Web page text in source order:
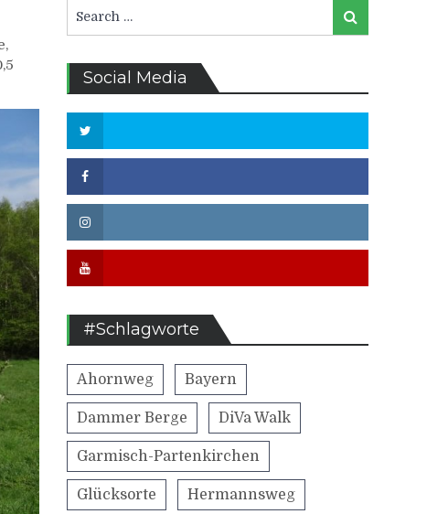
for:
Search
Social Media
#Schlagworte
Ahornweg Bayern
Dammer Berge DiVa Walk
Garmisch-Partenkirchen
Glücksorte Hermannsweg